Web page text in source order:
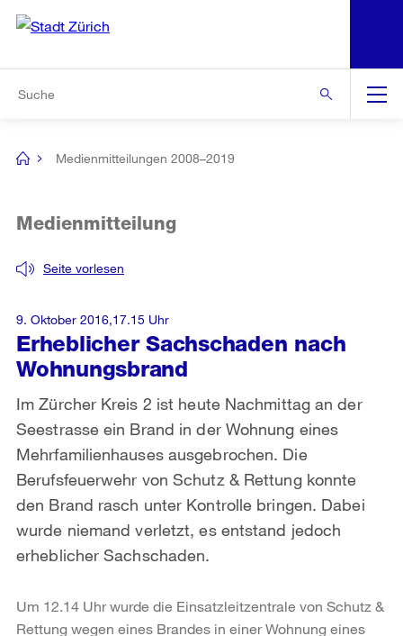
Navigation
[no
Medienmitteilungen 2008–2019
Erheblicher Sachschaden nach
Wohnungsbrand
Seite vorlesen
Medienmitteilung
Im Zürcher Kreis 2 ist heute Nachmittag an der
Seestrasse ein Brand in der Wohnung eines
Mehrfamilienhauses ausgebrochen. Die
Berufsfeuerwehr von Schutz & Rettung konnte
den Brand rasch unter Kontrolle bringen. Dabei
wurde niemand verletzt, es entstand jedoch
erheblicher Sachschaden.
9. Oktober 2016,17.15 Uhr
Um 12.14 Uhr wurde die Einsatzleitzentrale von Schutz &
Rettung wegen eines Brandes in einer Wohnung eines